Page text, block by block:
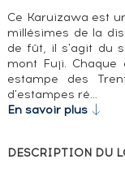
Ce Karuizawa est
millésimes de la
de fût, il s'agit du
mont Fuji.
estampe des
d'estampes ré…
En savoir plus
DESCRIPTION DU